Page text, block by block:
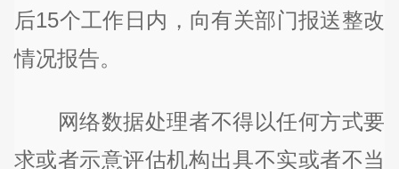
后15个工作日内，向有关部门报送整改
情况报告。
网络数据处理者不得以任何方式要
求或者示意评估机构出具不实或者不当